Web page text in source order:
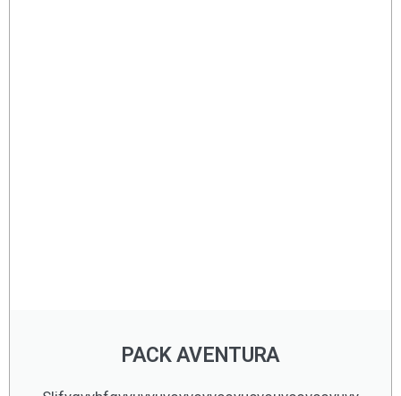
PACK AVENTURA